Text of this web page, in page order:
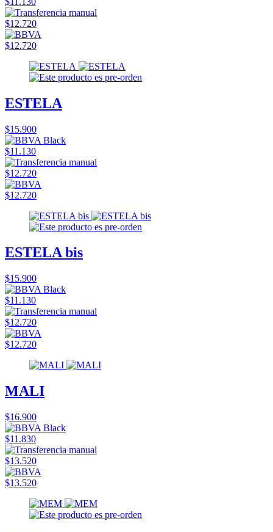
$12.720
$12.720
ESTELA
$15.900
$11.130
$12.720
$12.720
ESTELA bis
$15.900
$11.130
$12.720
$12.720
MALI
$16.900
$11.830
$13.520
$13.520